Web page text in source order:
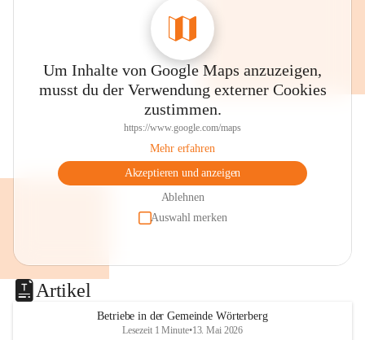
Um Inhalte von Google Maps anzuzeigen,
musst du der Verwendung externer Cookies
zustimmen.
https://www.google.com/maps
Mehr erfahren
Akzeptieren und anzeigen
Ablehnen
Auswahl merken
Artikel
Betriebe in der Gemeinde Wörterberg
Lesezeit 1 Minute•13. Mai 2026